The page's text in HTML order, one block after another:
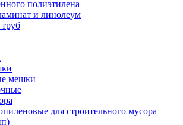
полиэтилена
и линолеум
мешки
для строительного мусора